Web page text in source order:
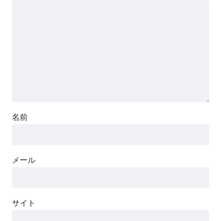
名前
メール
サイト